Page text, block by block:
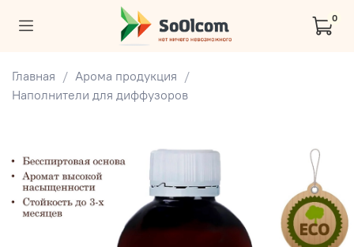
0
Главная
Арома продукция
Наполнители для диффузоров